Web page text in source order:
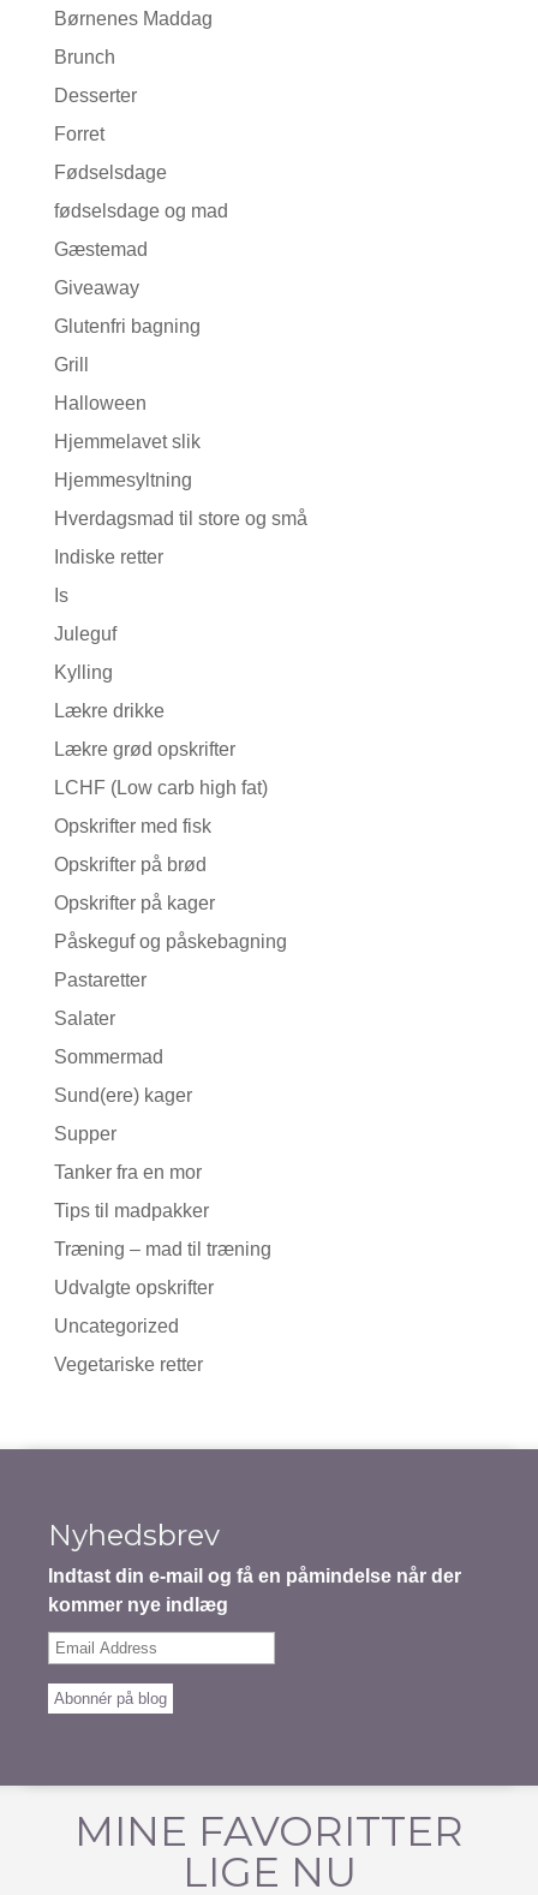
Børnenes Maddag
Brunch
Desserter
Forret
Fødselsdage
fødselsdage og mad
Gæstemad
Giveaway
Glutenfri bagning
Grill
Halloween
Hjemmelavet slik
Hjemmesyltning
Hverdagsmad til store og små
Indiske retter
Is
Juleguf
Kylling
Lækre drikke
Lækre grød opskrifter
LCHF (Low carb high fat)
Opskrifter med fisk
Opskrifter på brød
Opskrifter på kager
Påskeguf og påskebagning
Pastaretter
Salater
Sommermad
Sund(ere) kager
Supper
Tanker fra en mor
Tips til madpakker
Træning – mad til træning
Udvalgte opskrifter
Uncategorized
Vegetariske retter
Nyhedsbrev
Indtast din e-mail og få en påmindelse når der
kommer nye indlæg
Email
Abonnér på blog
MINE FAVORITTER
LIGE NU